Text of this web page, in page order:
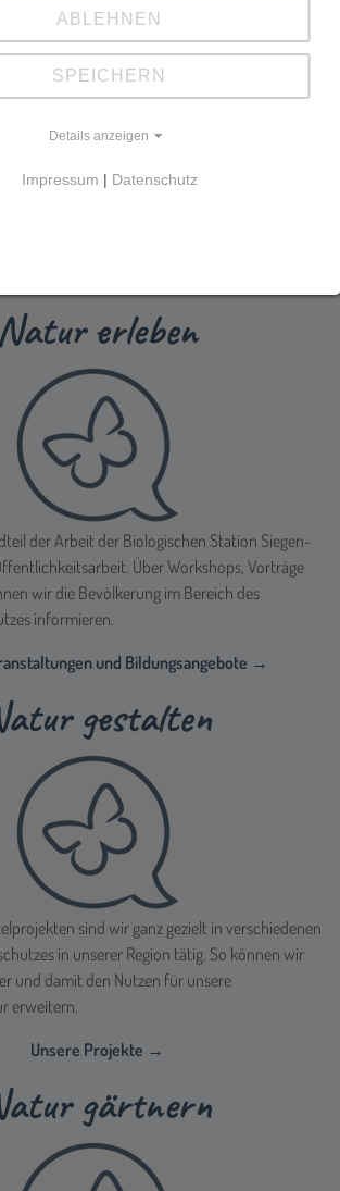
Natur erleben
der Arbeit der Biologischen Station Siegen-
Über Workshops, Vorträge
wir die Bevölkerung im Bereich des
informieren.
und Bildungsangebote →
gestalten
sind wir ganz gezielt in verschiedenen
in unserer Region tätig. So können wir
und damit den Nutzen für unsere
erweitern.
Unsere Projekte →
gärtnern
ABLEHNEN
SPEICHERN
Details anzeigen
Impressum | Datenschutz